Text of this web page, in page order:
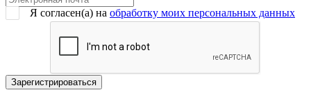
Я согласен(a) на обработку моих персональных данных